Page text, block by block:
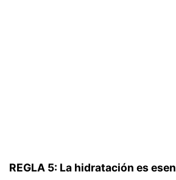
REGLA 5: La hidratación es